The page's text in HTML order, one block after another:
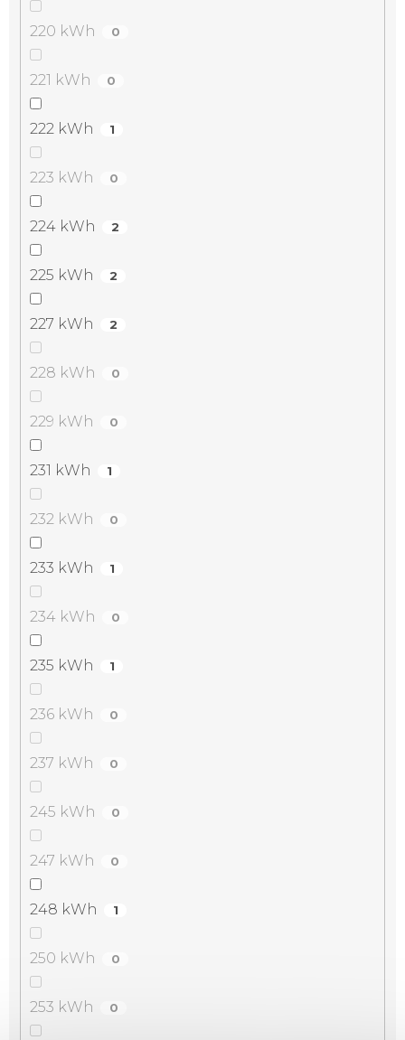
220 kWh 0
221 kWh 0
222 kWh 1
223 kWh 0
224 kWh 2
225 kWh 2
227 kWh 2
228 kWh 0
229 kWh 0
231 kWh 1
232 kWh 0
233 kWh 1
234 kWh 0
235 kWh 1
236 kWh 0
237 kWh 0
245 kWh 0
247 kWh 0
248 kWh 1
250 kWh 0
253 kWh 0